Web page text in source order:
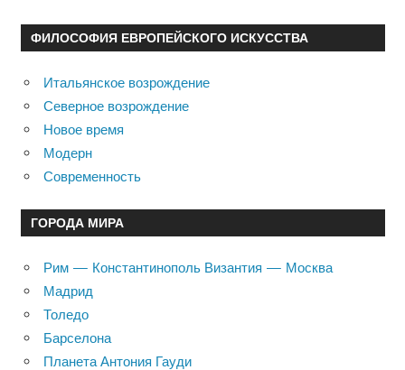
ФИЛОСОФИЯ ЕВРОПЕЙСКОГО ИСКУССТВА
Итальянское возрождение
Северное возрождение
Новое время
Модерн
Современность
ГОРОДА МИРА
Рим — Константинополь Византия — Москва
Мадрид
Толедо
Барселона
Планета Антония Гауди